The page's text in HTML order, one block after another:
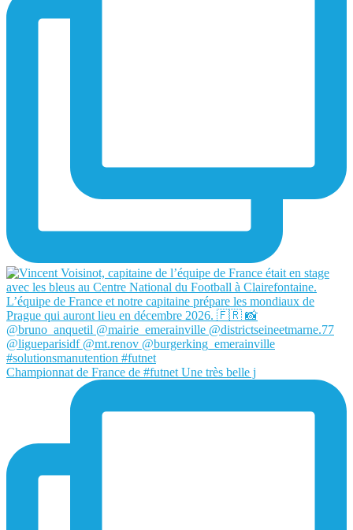
Championnat de France de #futnet Une très belle j